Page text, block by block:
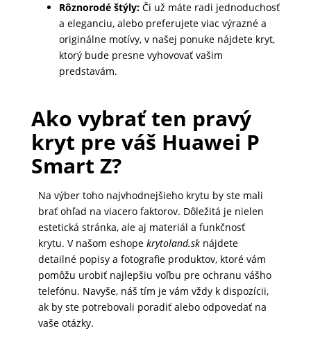
OUTDOOR
ZDRAVIE
Rôznorodé štýly:Či už máte radi jednoduchosť
a eleganciu, alebo preferujete viac výrazné a
originálne motívy, v našej ponuke nájdete kryt,
ktorý bude presne vyhovovať vašim
predstavám.
Ako vybrať ten pravý
kryt pre váš Huawei P
Smart Z?
Na výber toho najvhodnejšieho krytu by ste mali
brať ohľad na viacero faktorov. Dôležitá je nielen
estetická stránka, ale aj materiál a funkčnosť
krytu. V našom eshope krytoland.sknájdete
detailné popisy a fotografie produktov, ktoré vám
pomôžu urobiť najlepšiu voľbu pre ochranu vášho
telefónu. Navyše, náš tím je vám vždy k dispozícii,
ak by ste potrebovali poradiť alebo odpovedať na
vaše otázky.